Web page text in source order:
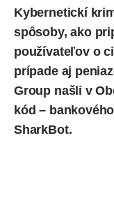
Kybernetickí
spôsoby, ako
používateľov o
prípade aj
Group našli v
kód –
SharkBot.